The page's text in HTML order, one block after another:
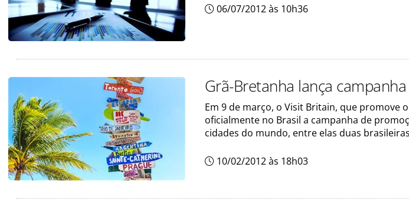
06/07/2012 às 10h36
Grã-Bretanha lança
Em 9 de março, o Visit Britain, que promove
oficialmente no Brasil a campanha de
cidades do mundo, entre elas duas
10/02/2012 às 18h03